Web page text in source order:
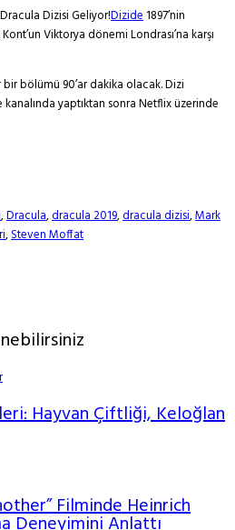
Dizide1897’nin
Viktorya dönemi Londrası’na karşı
bölümü 90’ar dakika olacak. Dizi
yaptıktan sonra Netflix üzerinde
,Dracula,dracula 2019,dracula dizisi,Mark
,Steven Moffat
Hayvan Çiftliği, Keloğlan
Filminde Heinrich